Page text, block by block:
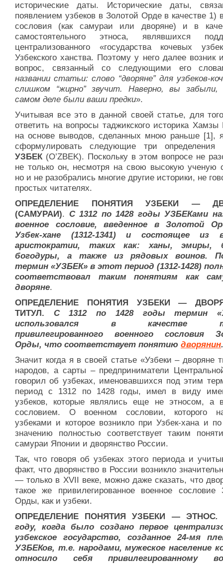
исторические даты. Исторические даты,
появлением узбеков в Золотой Орде в качестве 1)
сословия (как самураи или дворяне) и в
самостоятельного этноса, являвшихся
централизованного «государства кочевых
Узбекского ханства. Поэтому у него далее возник
вопрос, связанный со следующими его
названии статьи: слово “дворяне” для узбеков-
слишком “жирно” звучит. Наверно, вы
самом деле были ваши предки».
Учитывая все это в данной своей статье, для
ответить на вопросы таджикского историка Хамзы
на основе выводов, сделанных мною раньше [1],
сформулировать следующие три определения
УЗБЕК (O’ZBEK). Поскольку в этом вопросе не
не только он, несмотря на свою высокую ученую
но и не разобрались многие другие историки, не
простых читателях.
ОПРЕДЕЛЕНИЕ ПОНЯТИЯ УЗБЕКИ —
(САМУРАИ). С 1312 по 1428 годы УЗБЕКами
военное сословие, введенное в Золотой
Узбек-хане (1312-1341) и состоящее из
аристократии, таких как: ханы, эмиры,
богодуры, а также из рядовых воинов.
термин «УЗБЕК» в этот период (1312-1428)
соответствовал таким понятиям как
дворяне.
ОПРЕДЕЛЕНИЕ ПОНЯТИЯ УЗБЕКИ —
ТИТУЛ.
С 1312 по 1428 годы термин
использовался в качестве
привилегированного военного сословия
Орды, что соответствует понятию дворянин.
Значит когда я в своей статье «Узбеки – дворяне
народов, а сарты – предприниматели
говорил об узбеках, именовавшихся под этим
период с 1312 по 1428 годы, имел в виду
узбеков, которые являлись еще не этносом, а
сословием. О военном сословии, которого
узбеками и которое возникло при Узбек-хана и
значению полностью соответствует таким
самураи Японии и дворянство России.
Так, что говоря об узбеках этого периода и
факт, что дворянство в России возникло
— только в XVII веке, можно даже сказать, что
такое же привилегированное военное сословие
Орды, как и узбеки.
ОПРЕДЕЛЕНИЕ ПОНЯТИЯ УЗБЕКИ — ЭТНОС.
году, когда было создано первое
узбекское государство, созданное 24-мя
УЗБЕКов, т.е. народами, мужеское население
относило себя привилегированному